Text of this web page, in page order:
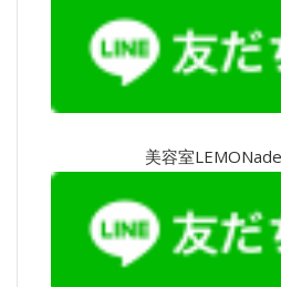
美容室